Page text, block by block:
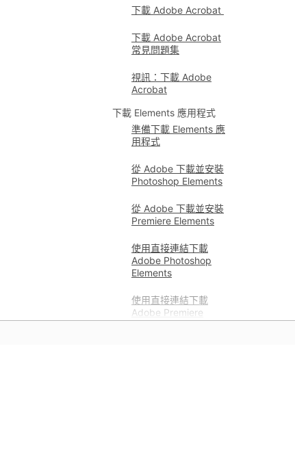
下載 Adobe Acrobat
下載 Adobe Acrobat
常見問題集
視訊：下載 Adobe
Acrobat
下載 Elements 應用程式
準備下載 Elements 應
用程式
從 Adobe 下載並安裝
Photoshop Elements
從 Adobe 下載並安裝
Premiere Elements
使用直接連結下載
Adobe Photoshop
Elements
使用直接連結下載
Adobe Premiere
Elements